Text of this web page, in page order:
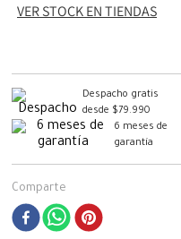
VER STOCK EN TIENDAS
Despacho gratis
desde $79.990
6 meses de
garantía
Comparte